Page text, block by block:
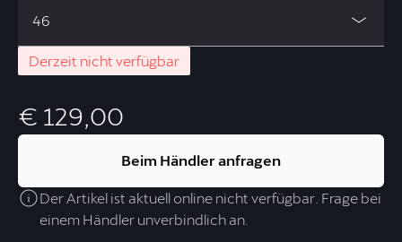
46
Derzeit nicht verfügbar
€ 129,00
Beim Händler anfragen
Der Artikel ist aktuell online nicht verfügbar. Frage bei
einem Händler unverbindlich an.